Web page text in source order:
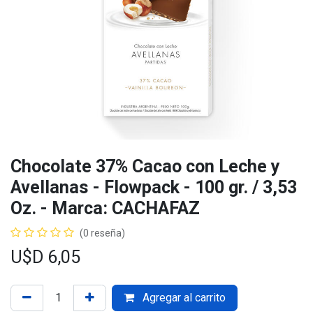
Chocolate 37% Cacao con Leche y
Avellanas - Flowpack - 100 gr. / 3,53
Oz. - Marca: CACHAFAZ
(0 reseña)
U$D 6,05
Agregar al carrito